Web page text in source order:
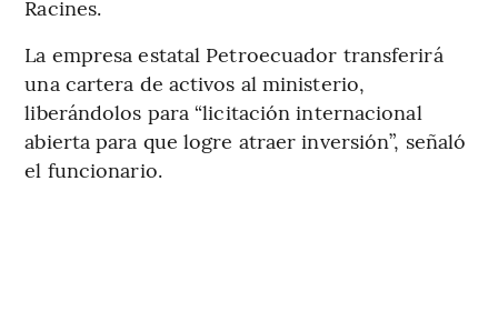
Racines.
La empresa estatal Petroecuador transferirá
una cartera de activos al ministerio,
liberándolos para “licitación internacional
abierta para que logre atraer inversión”, señaló
el funcionario.